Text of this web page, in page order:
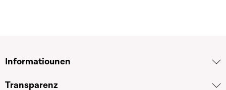
Informatiounen
Transparenz